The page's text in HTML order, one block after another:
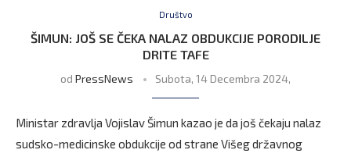
Društvo
ŠIMUN: JOŠ SE ČEKA NALAZ OBDUKCIJE PORODILJE
DRITE TAFE
od PressNews Subota, 14 Decembra 2024,
Ministar zdravlja Vojislav Šimun kazao je da još čekaju nalaz
sudsko-medicinske obdukcije od strane Višeg državnog